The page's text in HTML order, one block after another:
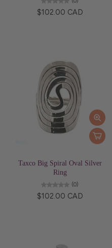
$102.00 CAD
Taxco Big Spiral Oval Silver
Ring
(0)
$102.00 CAD